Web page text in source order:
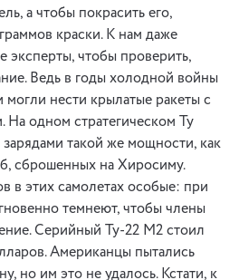
а чтобы покрасить его,
краски. К нам даже
эксперты, чтобы проверить,
Ведь в годы холодной войны
нести крылатые ракеты с
На одном стратегическом Ту
такой же мощности, как
сброшенных на Хиросиму.
в этих самолетах особые: при
темнеют, чтобы члены
Серийный Ту-22 М2 стоил
Американцы пытались
но им это не удалось. Кстати, к